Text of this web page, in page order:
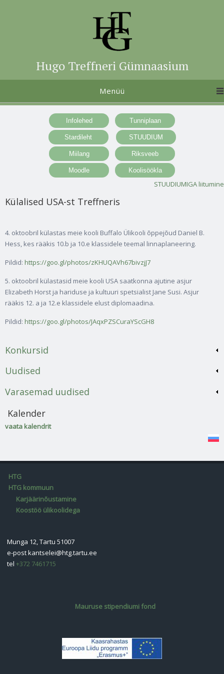
Hugo Treffneri Gümnaasium
Menüü
STUUDIUMIGA liitumine
Külalised USA-st Treffneris
4. oktoobril külastas meie kooli Buffalo Ülikooli õppejõud Daniel B.
Hess, kes rääkis 10.b ja 10.e klassidele teemal linnaplaneering.
Pildid: https://goo.gl/photos/zKHUQAVh67bivzjJ7
5. oktoobril külastasid meie kooli USA saatkonna ajutine asjur
Elizabeth Horst ja hariduse ja kultuuri spetsialist Jane Susi. Asjur
rääkis 12. a ja 12.e klassidele elust diplomaadina.
Pildid: https://goo.gl/photos/JAqxPZSCuraYScGH8
Konkursid
Uudised
Varasemad uudised
Kalender
vaata kalendrit
HTG
HTG kommuun
Karjäärinõustamine
Koostöö ülikoolidega
Munga 12, Tartu 51007
e-postkantselei@htg.tartu.ee
tel+372 7461715
Mauruse stipendiumi fond